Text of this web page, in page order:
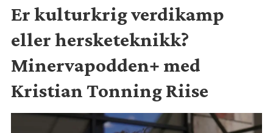
Er kulturkrig verdikamp
eller hersketeknikk?
Minervapodden+ med
Kristian Tonning Riise